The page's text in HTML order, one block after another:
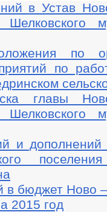
в Устав
Шелковского
по
по
главы
Шелковского
и
в бюджет Ново
2015 год